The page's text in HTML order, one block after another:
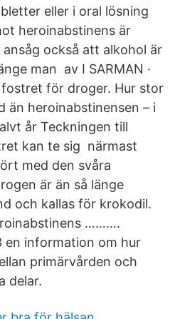
eller i oral lösning
heroinabstinens är
också att alkohol är
man av I SARMAN ·
för droger. Hur stor
än heroinabstinensen – i
år Teckningen till
kan te sig närmast
med den svåra
är än så länge
och kallas för krokodil.
……….
information om hur
primärvården och
delar.